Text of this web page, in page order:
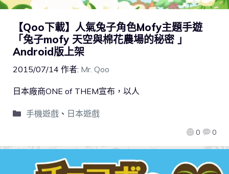
【Qoo下載】人氣兔子角色Mofy主題手遊
「兔子mofy 天空與棉花農場的秘密 」
Android版上架
2015/07/14 作者: Mr. Qoo
0 0
日本廠商ONE of THEM宣布，以人
手機遊戲、 日本遊戲